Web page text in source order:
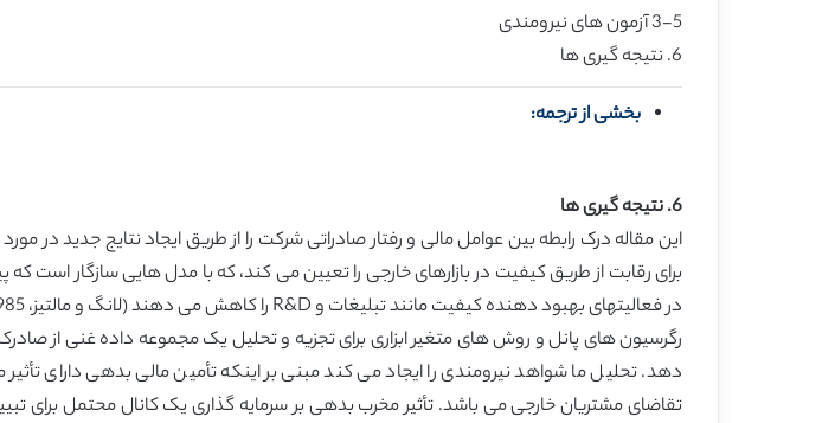
3-5 آزمون های نیرومندی
6. نتیجه گیری ها
بخشی از ترجمه:
6. نتیجه گیری ها
این مقاله درک رابطه بین عوامل مالی و رفتار صادراتی شرکت را از طریق ایجاد نتایج جدید
برای رقابت از طریق کیفیت در بازارهای خارجی را تعیین می کند، که با مدل هایی سازگار
در فعالیتهای بهبود دهنده کیفیت مانند تبلیغات و R&D را کاهش می دهند (لانگ و مالتیز، 1985؛ ماکسیموویک و تیتمن، 1991).
دهد. تحلیل ما شواهد نیرومندی را ایجاد می کند مبنی بر اینکه تأمین مالی بدهی دارای
تقاضای مشتریان خارجی می باشد. تأثیر مخرب بدهی بر سرمایه گذاری یک کانال محتمل برای